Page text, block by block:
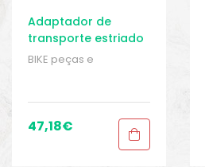
Adaptador de
transporte estriado
Rohloff com anel de
BIKE peças e
Peças,Peças de
bicicleta de trekking,
Sport Gears
47,18€